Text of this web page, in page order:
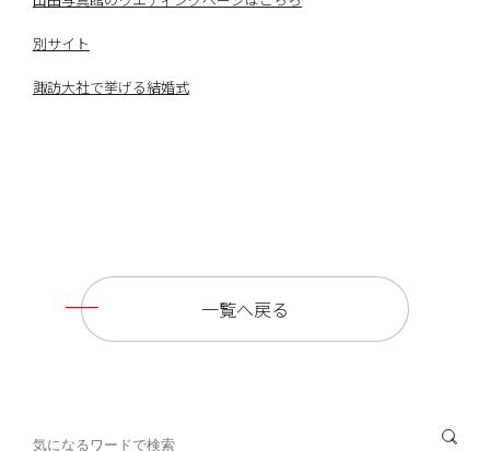
別サイト
諏訪大社で挙げる結婚式
一覧へ戻る